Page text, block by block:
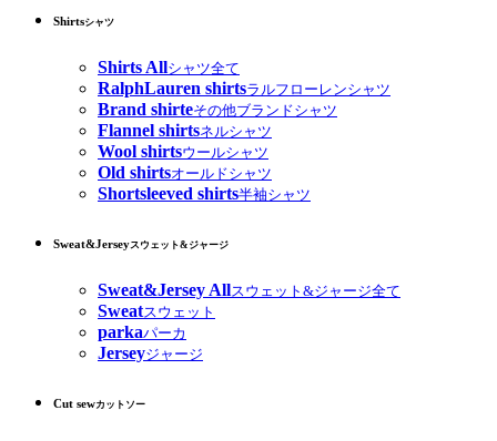
Shirtsシャツ
Shirts Allシャツ全て
RalphLauren shirtsラルフローレンシャツ
Brand shirteその他ブランドシャツ
Flannel shirtsネルシャツ
Wool shirtsウールシャツ
Old shirtsオールドシャツ
Shortsleeved shirts半袖シャツ
Sweat&Jerseyスウェット&ジャージ
Sweat&Jersey Allスウェット&ジャージ全て
Sweatスウェット
parkaパーカ
Jerseyジャージ
Cut sewカットソー